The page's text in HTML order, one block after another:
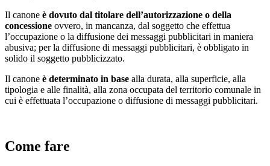
Il canone è dovuto dal titolare dell’autorizzazione o della
concessione ovvero, in mancanza, dal soggetto che effettua
l’occupazione o la diffusione dei messaggi pubblicitari in maniera
abusiva; per la diffusione di messaggi pubblicitari, è obbligato in
solido il soggetto pubblicizzato.
Il canone è determinato in base alla durata, alla superficie, alla
tipologia e alle finalità, alla zona occupata del territorio comunale in
cui è effettuata l’occupazione o diffusione di messaggi pubblicitari.
Come fare